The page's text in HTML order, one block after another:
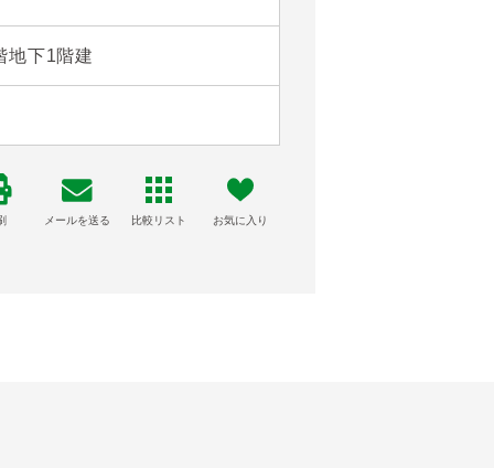
地下1階建
メールを送る 比較リスト お気に入り